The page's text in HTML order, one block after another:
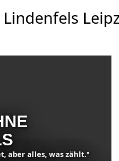
aber alles, was zählt."